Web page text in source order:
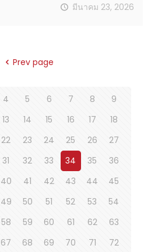
มีนาคม 23, 2026
Prev page
4 5 6 7 8
9
13 14 15 16 17
18
22 23 24 25 26
27
31 32 33 34 35
36
40 41 42 43 44
45
49 50 51 52 53
54
58 59 60 61 62
63
67 68 69 70 71
72